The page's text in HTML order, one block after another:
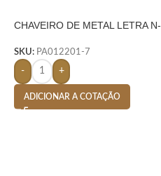
CHAVEIRO DE METAL LETRA N-
SKU: PA012201-7
- +
ADICIONAR A COTAÇÃO